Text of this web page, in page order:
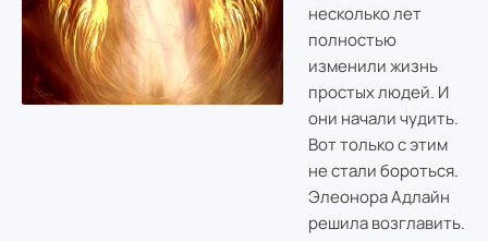
несколько лет
полностью
изменили жизнь
простых людей. И
они начали чудить.
Вот только с этим
не стали бороться.
Элеонора Адлайн
решила возглавить.